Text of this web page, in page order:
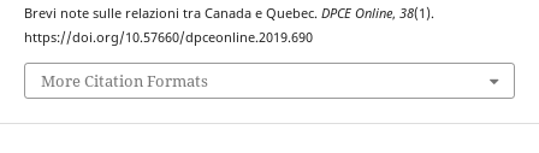
Brevi note sulle relazioni tra Canada e Quebec. DPCE Online, 38(1).
https://doi.org/10.57660/dpceonline.2019.690
More Citation Formats